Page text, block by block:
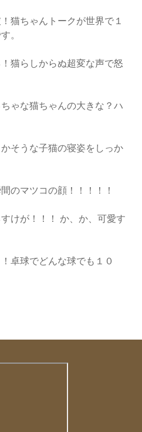
猫ちゃんトークが世界で１
。
猫らしからぬ超変な声で怒
ゃな猫ちゃんの大きな？ハ
そうな子猫の寝姿をしっか
のマツコの顔！！！！！
けが！！！ か、か、可愛す
卓球でどんな球でも１０